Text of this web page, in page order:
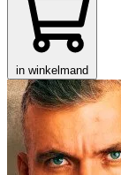
in winkelmand